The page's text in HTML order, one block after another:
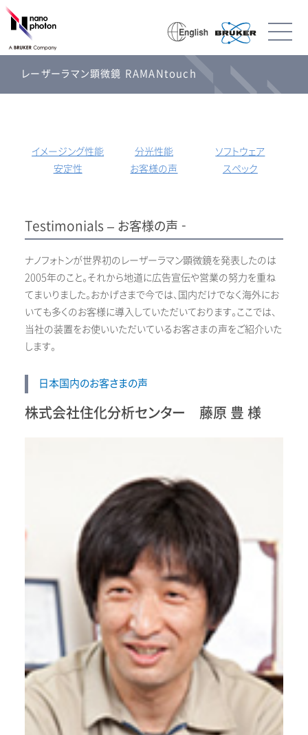
レーザーラマン顕微鏡 RAMANtouch
イメージング性能 分光性能
ソフトウェア
安定性
お客様の声 スペック
Testimonials – お客様の声 -
ナノフォトンが世界初のレーザーラマン顕微鏡を発表したのは
2005年のこと。それから地道に広告宣伝や営業の努力を重ね
てまいりました。おかげさまで今では、国内だけでなく海外にお
いても多くのお客様に導入していただいております。ここでは、
当社の装置をお使いいただいているお客さまの声をご紹介いた
します。
日本国内のお客さまの声
株式会社住化分析センター 藤原 豊 様